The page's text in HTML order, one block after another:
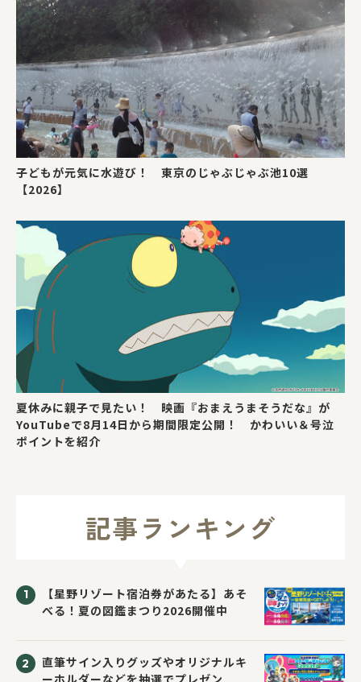
子どもが元気に水遊び！ 東京のじゃぶじゃぶ池10選
【2026】
夏休みに親子で見たい！ 映画『おまえうまそうだな』が
YouTubeで8月14日から期間限定公開！ かわいい＆号泣
ポイントを紹介
記事ランキング
【星野リゾート宿泊券があたる】あそ
べる！夏の図鑑まつり2026開催中
直筆サイン入りグッズやオリジナルキ